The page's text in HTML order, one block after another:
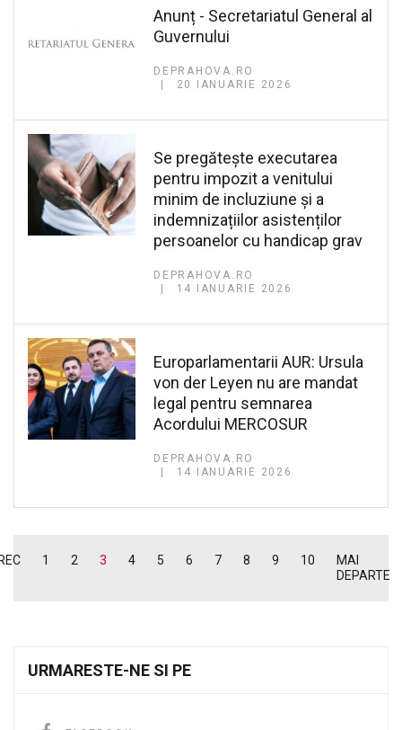
Anunț - Secretariatul General al
Guvernului
DEPRAHOVA.RO
20 IANUARIE 2026
Se pregătește executarea
pentru impozit a venitului
minim de incluziune și a
indemnizațiilor asistenților
persoanelor cu handicap grav
DEPRAHOVA.RO
14 IANUARIE 2026
Europarlamentarii AUR: Ursula
von der Leyen nu are mandat
legal pentru semnarea
Acordului MERCOSUR
DEPRAHOVA.RO
14 IANUARIE 2026
1 2 3 4 5 6 7 8 9 10
MAI
DEPARTE
URMARESTE-NE SI PE